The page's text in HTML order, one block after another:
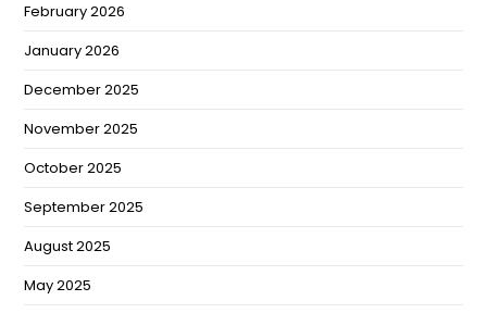
February 2026
January 2026
December 2025
November 2025
October 2025
September 2025
August 2025
May 2025